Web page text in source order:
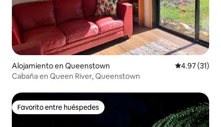
Alojamiento en Queenstown Calificación
4.97 (31)
Cabaña en Queen River, Queenstown
Favorito entre huéspedes
Favorito entre huéspedes